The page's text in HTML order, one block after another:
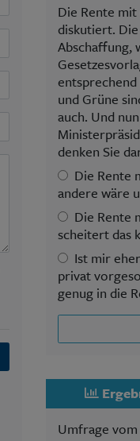
Die Rente
diskutiert.
Abschaffung,
und Grüne
auch. Und
denken Sie
Die Rente
andere wäre
Die Rente
scheitert das
Ist mir
privat
genug in die
Umfrage vom